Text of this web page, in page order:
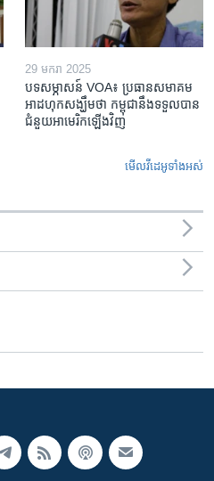
29 មករា 2025
បទសម្ភាសន៍ VOA៖ ប្រធាន​សមាគម​
អាដហុក​សង្ឃឹម​ថា កម្ពុជា​នឹង​ទទួល​បាន​
ជំនួយ​អាមេរិក​ឡើងវិញ
មើល​វីដេអូ​ទាំង​អស់